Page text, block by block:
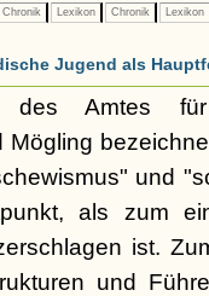
Chronik Lexikon Chronik Lexikon
Jugend als
des Amtes
und
als zum
ist.
und